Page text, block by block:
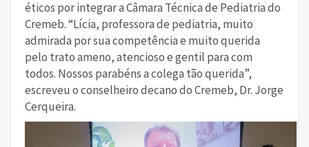
éticos por integrar a Câmara Técnica de Pediatria do
Cremeb. “Lícia, professora de pediatria, muito
admirada por sua competência e muito querida
pelo trato ameno, atencioso e gentil para com
todos. Nossos parabéns a colega tão querida”,
escreveu o conselheiro decano do Cremeb, Dr. Jorge
Cerqueira.